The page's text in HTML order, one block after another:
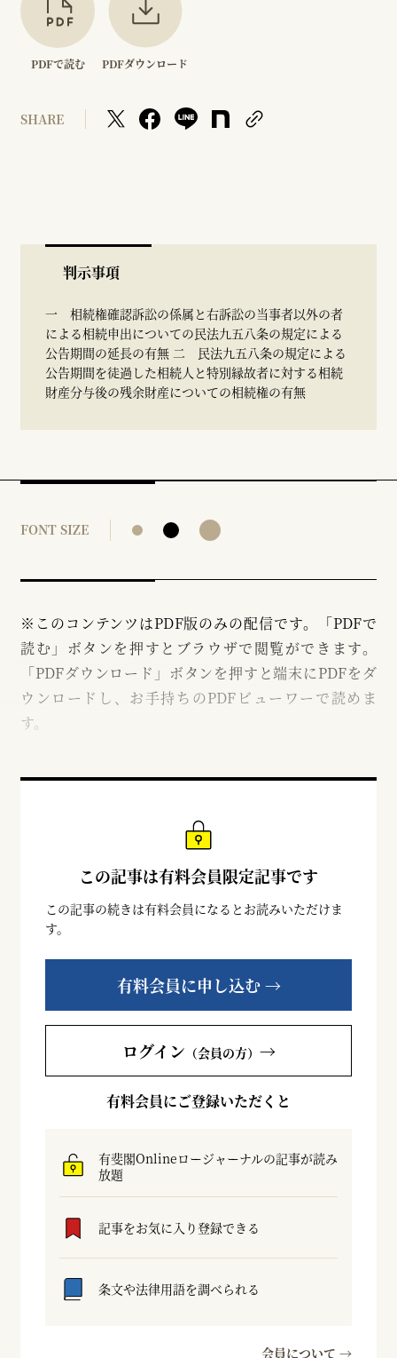
PDFで読む PDFダウンロード
SHARE
判示事項
一 相続権確認訴訟の係属と右訴訟の当事者以外の者
による相続申出についての民法九五八条の規定による
公告期間の延長の有無 二 民法九五八条の規定による
公告期間を徒過した相続人と特別縁故者に対する相続
財産分与後の残余財産についての相続権の有無
FONT SIZE
※このコンテンツはPDF版のみの配信です。「PDFで
読む」ボタンを押すとブラウザで閲覧ができます。
「PDFダウンロード」ボタンを押すと端末にPDFをダ
ウンロードし、お手持ちのPDFビューワーで読めま
す。
この記事は有料会員限定記事です
この記事の続きは有料会員になるとお読みいただけま
す。
有料会員に申し込む →
ログイン （会員の方） →
有料会員にご登録いただくと
有斐閣Onlineロージャーナルの記事が読み
放題
記事をお気に入り登録できる
条文や法律用語を調べられる
会員について →